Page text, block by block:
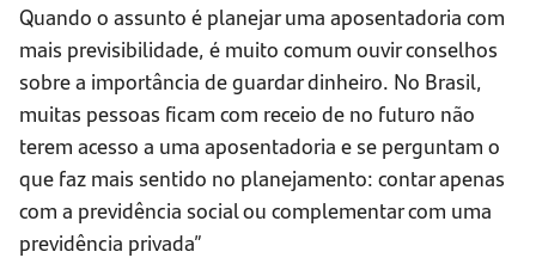
Quando o assunto é planejar uma aposentadoria com
mais previsibilidade, é muito comum ouvir conselhos
sobre a importância de guardar dinheiro. No Brasil,
muitas pessoas ficam com receio de no futuro não
terem acesso a uma aposentadoria e se perguntam o
que faz mais sentido no planejamento: contar apenas
com a previdência social ou complementar com uma
previdência privada”